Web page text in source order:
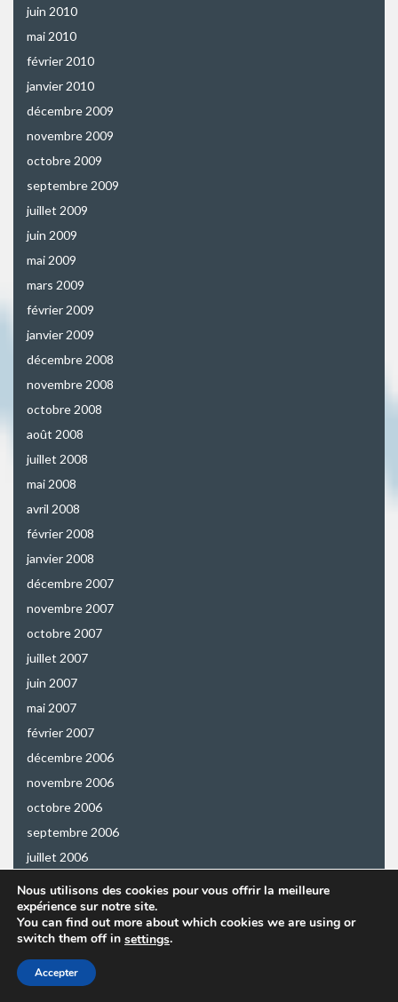
juin 2010
mai 2010
février 2010
janvier 2010
décembre 2009
novembre 2009
octobre 2009
septembre 2009
juillet 2009
juin 2009
mai 2009
mars 2009
février 2009
janvier 2009
décembre 2008
novembre 2008
octobre 2008
août 2008
juillet 2008
mai 2008
avril 2008
février 2008
janvier 2008
décembre 2007
novembre 2007
octobre 2007
juillet 2007
juin 2007
mai 2007
février 2007
décembre 2006
novembre 2006
octobre 2006
septembre 2006
juillet 2006
mai 2006
avril 2006
mars 2006
octobre 2005
Nous utilisons des cookies pour vous offrir la meilleure
expérience sur notre site.
You can find out more about which cookies we are using or
switch them off in settings.
Accepter